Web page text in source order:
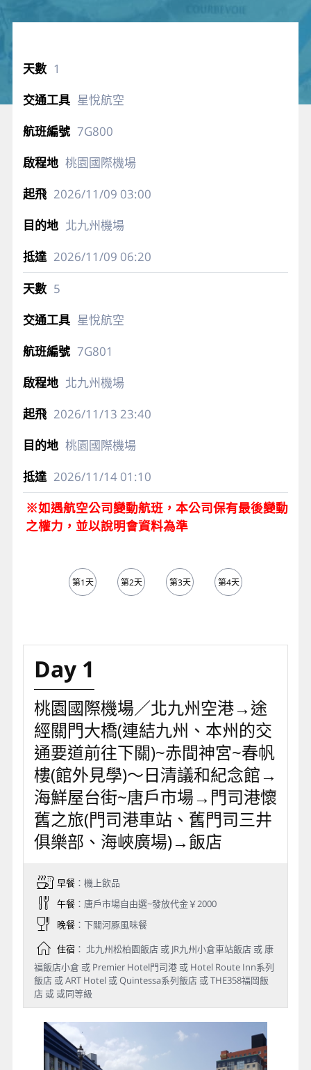
1
星悅航空
7G800
桃園國際機場
2026/11/09 03:00
北九州機場
2026/11/09 06:20
5
星悅航空
7G801
北九州機場
2026/11/13 23:40
桃園國際機場
2026/11/1401:10
※如遇航空公司變動航班，本公司保有最後變動
之權力，並以說明會資料為準
第1天 第2天 第3天 第4天
Day 1
桃園國際機場／北九州空港→途
經關門大橋(連結九州、本州的交
通要道前往下關)~赤間神宮~春帆
樓(館外見學)～日清議和紀念館→
海鮮屋台街~唐戶市場→門司港懷
舊之旅(門司港車站、舊門司三井
俱樂部、海峽廣場)→飯店
早餐：機上飲品
午餐：唐戶市場自由選~發放代金￥2000
晚餐：下關河豚風味餐
住宿： 北九州松柏園飯店 或 JR九州小倉車站飯店 或 康
福飯店小倉 或 Premier Hotel門司港 或 Hotel Route Inn系列
飯店 或 ART Hotel 或 Quintessa系列飯店 或 THE358福岡飯
店 或 或同等級